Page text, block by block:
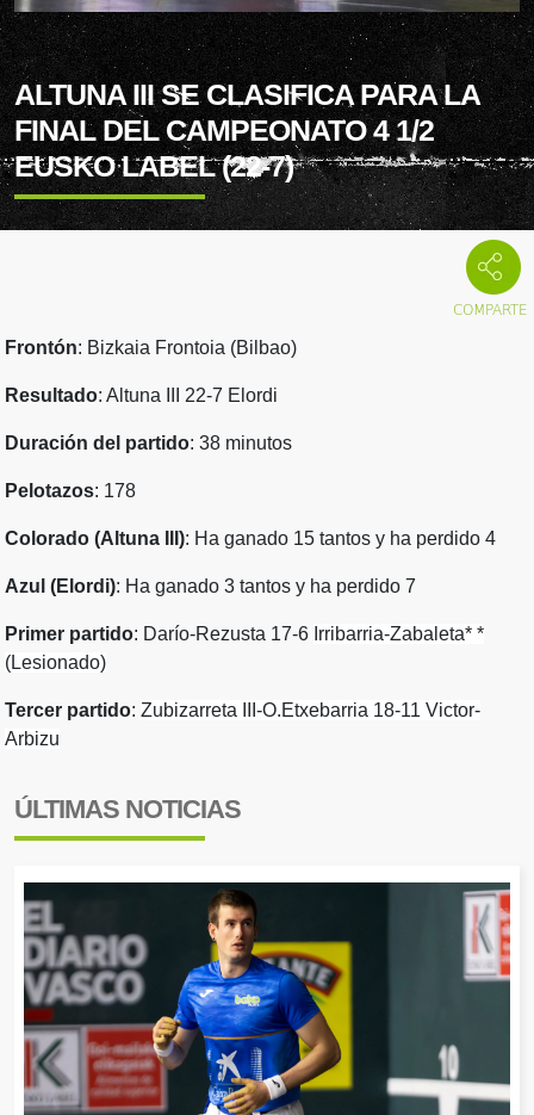
ALTUNA III SE CLASIFICA PARA LA
FINAL DEL CAMPEONATO 4 1/2
EUSKO LABEL (22-7)
Frontón: Bizkaia Frontoia (Bilbao)
Resultado: Altuna III 22-7 Elordi
Duración del partido: 38 minutos
Pelotazos: 178
Colorado (Altuna III): Ha ganado 15 tantos y ha perdido 4
Azul (Elordi): Ha ganado 3 tantos y ha perdido 7
Primer partido: Darío-Rezusta 17-6 Irribarria-Zabaleta* *
(Lesionado)
Tercer partido: Zubizarreta III-O.Etxebarria 18-11 Victor-
Arbizu
ÚLTIMAS NOTICIAS